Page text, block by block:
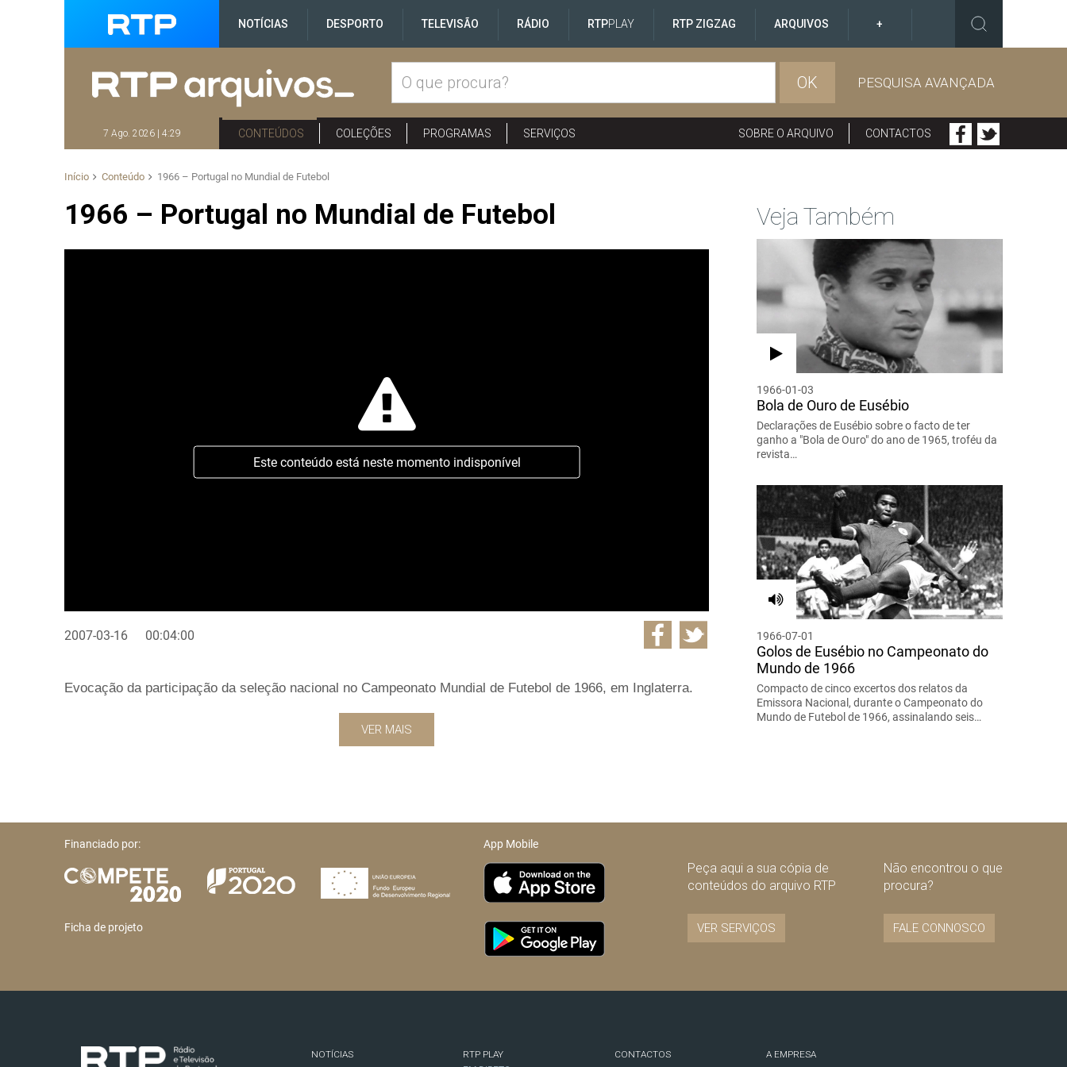
NOTÍCIAS DESPORTO TELEVISÃO RÁDIO RTPPLAY RTP ZIGZAG ARQUIVOS +
OK PESQUISA AVANÇADA
7 Ago. 2026 | 4:29 CONTEÚDOS COLEÇÕES PROGRAMAS SERVIÇOS SOBRE O ARQUIVO CONTACTOS
Início Conteúdo 1966 – Portugal no Mundial de Futebol
1966 – Portugal no Mundial de Futebol
Este conteúdo está neste momento indisponível
2007-03-16 00:04:00
Evocação da participação da seleção nacional no Campeonato Mundial de Futebol de 1966, em Inglaterra.
VER MAIS
Veja Também
1966-01-03
Bola de Ouro de Eusébio
Declarações de Eusébio sobre o facto de ter
ganho a "Bola de Ouro" do ano de 1965, troféu da
revista…
1966-07-01
Golos de Eusébio no Campeonato do
Mundo de 1966
Compacto de cinco excertos dos relatos da
Emissora Nacional, durante o Campeonato do
Mundo de Futebol de 1966, assinalando seis…
Financiado por:
Ficha de projeto
App Mobile
Peça aqui a sua cópia de
conteúdos do arquivo RTP
VER SERVIÇOS
Não encontrou o que
procura?
FALE CONNOSCO
NOTÍCIAS
RTP PLAY
CONTACTOS
A EMPRESA